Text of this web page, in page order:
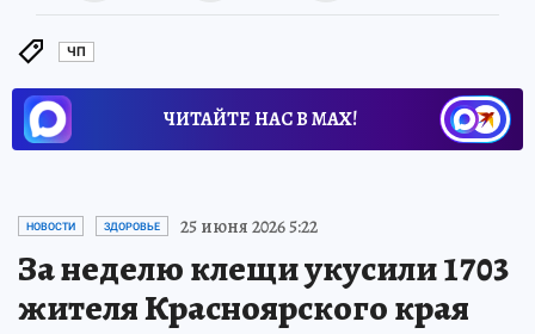
ЧП
ЧИТАЙТЕ НАС В МАХ!
НОВОСТИ ЗДОРОВЬЕ 25 июня 2026 5:22
За неделю клещи укусили 1703
жителя Красноярского края